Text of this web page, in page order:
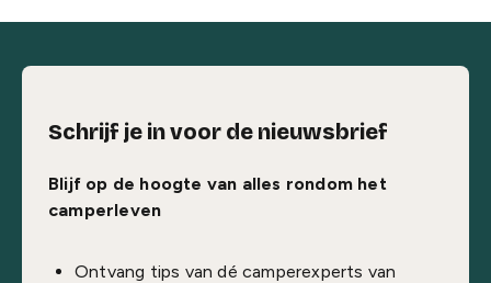
Schrijf je in voor de nieuwsbrief
Blijf op de hoogte van alles rondom het
camperleven
Ontvang tips van dé camperexperts van